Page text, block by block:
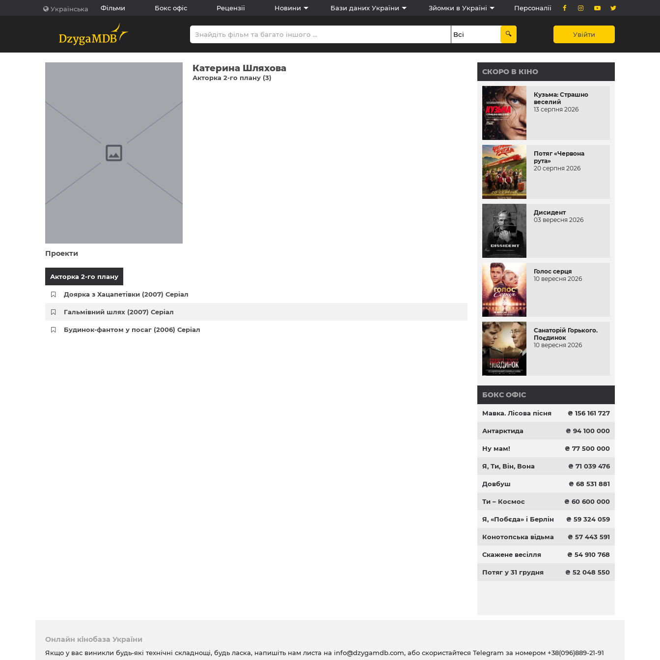
Українська Фільми Бокс офіс Рецензії Новини Бази даних України Зйомки в Україні Персоналії
Увійти
Катерина Шляхова
Акторка 2-го плану (3)
Проекти
Акторка 2-го плану
Доярка з Хацапетівки (2007) Серіал
Гальмівний шлях (2007) Серіал
Будинок-фантом у посаг (2006) Серіал
СКОРО В КІНО
Кузьма: Страшно
веселий
13 серпня 2026
Потяг «Червона
рута»
20 серпня 2026
Дисидент
03 вересня 2026
Голос серця
10 вересня 2026
Санаторій Горького.
Поєдинок
10 вересня 2026
БОКС ОФІС
Мавка. Лісова пісня ₴ 156 161 727
Антарктида ₴ 94 100 000
Ну мам! ₴ 77 500 000
Я, Ти, Він, Вона ₴ 71 039 476
Довбуш ₴ 68 531 881
Ти – Космос ₴ 60 600 000
Я, «Побєда» і Берлін ₴ 59 324 059
Конотопська відьма ₴ 57 443 591
Скажене весілля ₴ 54 910 768
Потяг у 31 грудня ₴ 52 048 550
Онлайн кінобаза України
Якщо у вас виникли будь-які технічні складнощі, будь ласка, напишіть нам листа на info@dzygamdb.com, або скористайтеся Telegram за номером +38(096)889-21-91